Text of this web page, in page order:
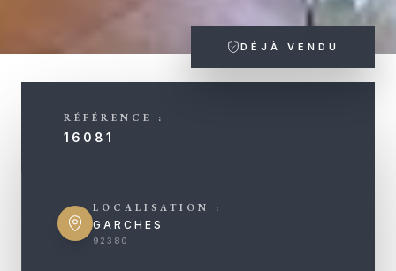
DÉJÀ VENDU
RÉFÉRENCE :
16081
LOCALISATION :
GARCHES
92380